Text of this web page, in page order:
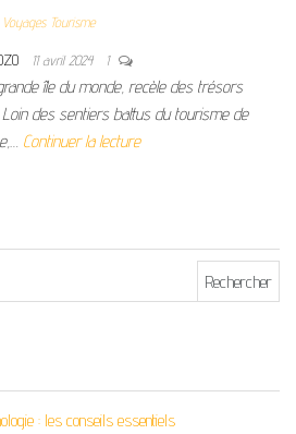
Voyages Tourisme
11 avril 2024 1
île du monde, recèle des trésors
des sentiers battus du tourisme de
Continuer la lecture
: les conseils essentiels